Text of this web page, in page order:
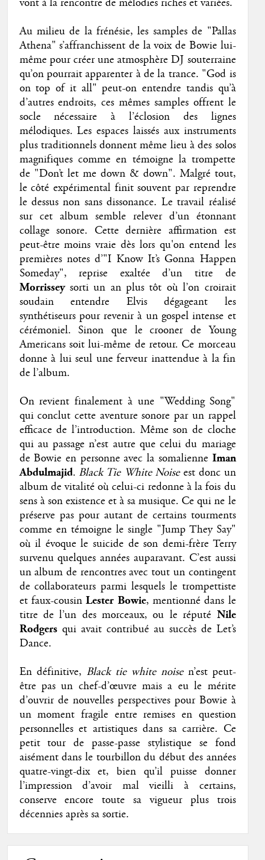
Au milieu de la frénésie, les samples de "Pallas
Athena" s’affranchissent de la voix de Bowie lui-
même pour créer une atmosphère DJ souterraine
qu’on pourrait apparenter à de la trance. "God is
on top of it all" peut-on entendre tandis qu’à
d’autres endroits, ces mêmes samples offrent le
socle nécessaire à l’éclosion des lignes
mélodiques. Les espaces laissés aux instruments
plus traditionnels donnent même lieu à des solos
magnifiques comme en témoigne la trompette
de "Don’t let me down & down". Malgré tout,
le côté expérimental finit souvent par reprendre
le dessus non sans dissonance. Le travail réalisé
sur cet album semble relever d’un étonnant
collage sonore. Cette dernière affirmation est
peut-être moins vraie dès lors qu'on entend les
premières notes d’"I Know It’s Gonna Happen
Someday", reprise exaltée d’un titre de
Morrisseysorti un an plus tôt où l’on croirait
soudain entendre Elvis dégageant les
synthétiseurs pour revenir à un gospel intense et
cérémoniel. Sinon que le crooner de Young
Americans soit lui-même de retour. Ce morceau
donne à lui seul une ferveur inattendue à la fin
de l’album.
On revient finalement à une "Wedding Song"
qui conclut cette aventure sonore par un rappel
efficace de l’introduction. Même son de cloche
qui au passage n’est autre que celui du mariage
de Bowie en personne avec la somalienne Iman
Abdulmajid. Black Tie White Noiseest donc un
album de vitalité où celui-ci redonne à la fois du
sens à son existence et à sa musique. Ce qui ne le
préserve pas pour autant de certains tourments
comme en témoigne le single "Jump They Say"
où il évoque le suicide de son demi-frère Terry
survenu quelques années auparavant. C’est aussi
un album de rencontres avec tout un contingent
de collaborateurs parmi lesquels le trompettiste
et faux-cousinLester Bowie, mentionné dans le
titre de l’un des morceaux, ou le réputé Nile
Rodgersqui avait contribué au succès de Let’s
Dance.
En définitive, Black tie white noisen’est peut-
être pas un chef-d’œuvre mais a eu le mérite
d’ouvrir de nouvelles perspectives pour Bowie à
un moment fragile entre remises en question
personnelles et artistiques dans sa carrière. Ce
petit tour de passe-passe stylistique se fond
aisément dans le tourbillon du début des années
quatre-vingt-dix et, bien qu’il puisse donner
l’impression d’avoir mal vieilli à certains,
conserve encore toute sa vigueur plus trois
décennies après sa sortie.